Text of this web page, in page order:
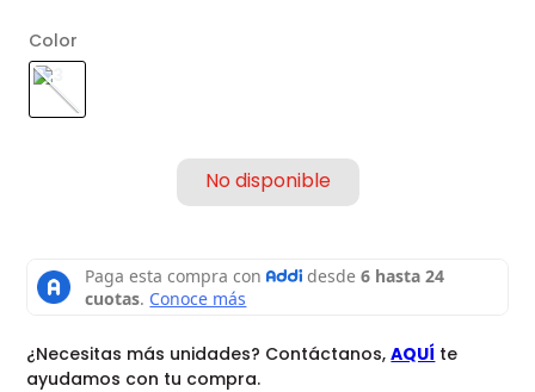
Color
¿Necesitas más unidades? Contáctanos,AQUÍ te
ayudamos con tu compra.